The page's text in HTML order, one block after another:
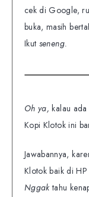
cek di Google,
buka, masih
Ikut seneng.
Oh ya, kalau ada
Kopi Klotok ini
Jawabannya,
Klotok baik di HP
Nggaktahu